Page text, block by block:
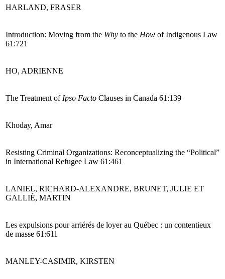
HARLAND, FRASER
Introduction: Moving from the Why to the How of Indigenous Law
61:721
HO, ADRIENNE
The Treatment ofIpso Facto Clauses in Canada 61:139
Khoday, Amar
Resisting Criminal Organizations: Reconceptualizing the “Political”
in International Refugee Law 61:461
LANIEL, RICHARD-ALEXANDRE, BRUNET, JULIE ET
GALLIÉ, MARTIN
Les expulsions pour arriérés de loyer au Québec : un contentieux
de masse 61:611
MANLEY-CASIMIR, KIRSTEN